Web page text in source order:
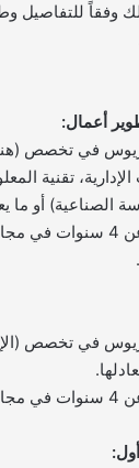
وفقاً للتفاصيل
في تخصص
تقنية
الصناعية) أو ما
– خبرة لا تقل عن 4
في تخصص